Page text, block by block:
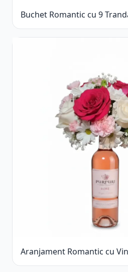
Buchet Romantic cu 9
Aranjament Romantic cu
Flori pastel